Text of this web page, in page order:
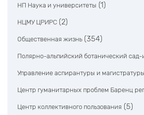
НП Наука и университеты (1)
НЦМУ ЦРИРС (2)
Общественная жизнь (354)
Полярно-альпийский ботанический сад-
Управление аспирантуры и магистратуры
Центр гуманитарных проблем Баренц
Центр коллективного пользования (5)